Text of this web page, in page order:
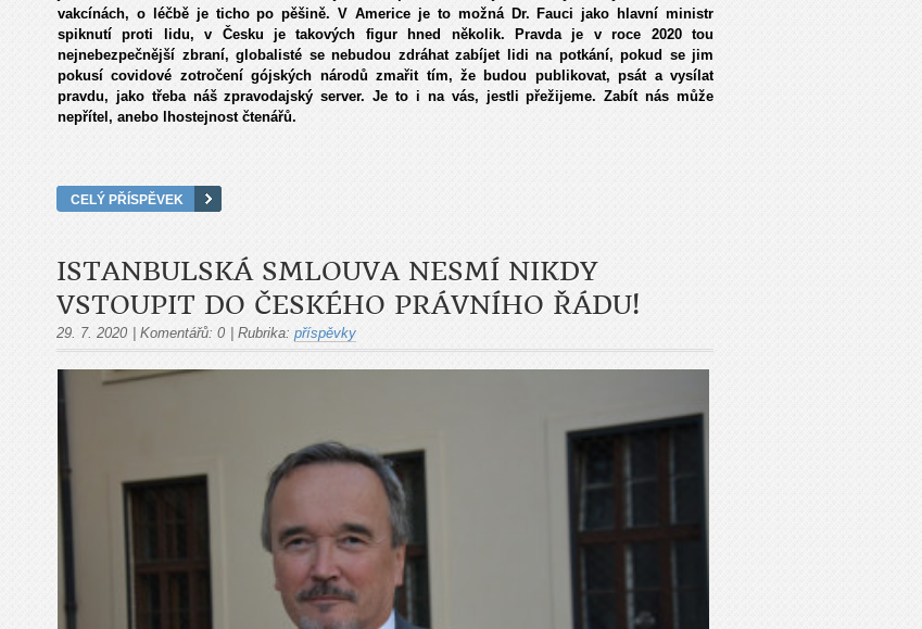
vakcínách, o léčbě je ticho po pěšině. V Americe je to možná Dr. Fauci jako hlavní ministr
spiknutí proti lidu, v Česku je takových figur hned několik. Pravda je v roce 2020 tou
nejnebezpečnější zbraní, globalisté se nebudou zdráhat zabíjet lidi na potkání, pokud se jim
pokusí covidové zotročení gójských národů zmařit tím, že budou publikovat, psát a vysílat
pravdu, jako třeba náš zpravodajský server. Je to i na vás, jestli přežijeme. Zabít nás může
nepřítel, anebo lhostejnost čtenářů.
CELÝ PŘÍSPĚVEK
ISTANBULSKÁ SMLOUVA NESMÍ NIKDY
VSTOUPIT DO ČESKÉHO PRÁVNÍHO ŘÁDU!
29. 7. 2020 | Komentářů: 0 | Rubrika: příspěvky